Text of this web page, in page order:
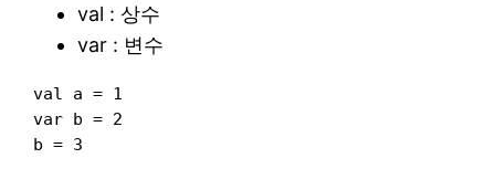
val : 상수
var : 변수
val a = 1
var b = 2